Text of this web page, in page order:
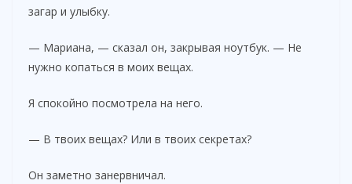
загар и улыбку.
— Мариана, — сказал он, закрывая ноутбук. — Не
нужно копаться в моих вещах.
Я спокойно посмотрела на него.
— В твоих вещах? Или в твоих секретах?
Он заметно занервничал.